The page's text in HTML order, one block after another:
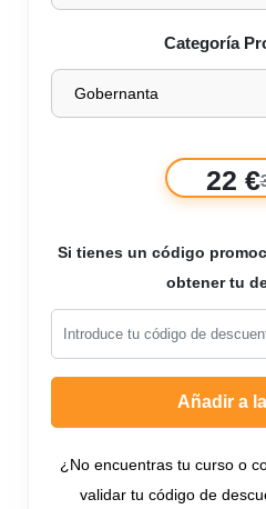
Categoría
22 €
Si tienes un código
obtener tu
Añadir a
¿No encuentras tu curso o
validar tu código de